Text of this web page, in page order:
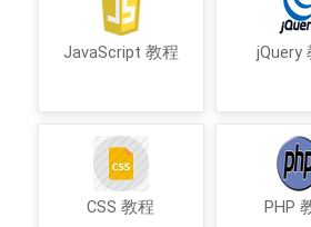
JavaScript 教程 jQuery
CSS 教程 PHP